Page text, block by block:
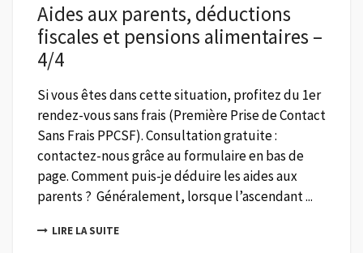
Aides aux parents, déductions
fiscales et pensions alimentaires –
4/4
Si vous êtes dans cette situation, profitez du 1er
rendez-vous sans frais (Première Prise de Contact
Sans Frais PPCSF). Consultation gratuite :
contactez-nous grâce au formulaire en bas de
page. Comment puis-je déduire les aides aux
parents ? Généralement, lorsque l’ascendant ...
LIRE LA SUITE